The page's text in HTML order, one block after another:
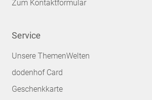
Zum Kontaktformular
Service
Unsere ThemenWelten
dodenhof Card
Geschenkkarte